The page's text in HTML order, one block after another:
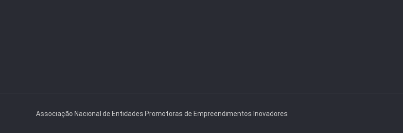
Associação Nacional de Entidades Promotoras de Empreendimentos Inovadores